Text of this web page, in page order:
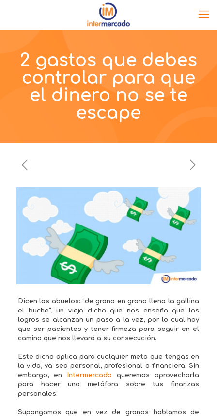
2 gastos que debes
controlar para que
el dinero no se te
escape
Dicen los abuelos: “de grano en grano llena la gallina
el buche”, un viejo dicho que nos enseña que los
logros se alcanzan un paso a la vez, por lo cual hay
que ser pacientes y tener firmeza para seguir en el
camino que nos llevará a su consecución.
Este dicho aplica para cualquier meta que tengas en
la vida, ya sea personal, profesional o financiera. Sin
embargo, en
Intermercado queremos aprovecharla
para hacer una metáfora sobre tus finanzas
personales:
Supongamos que en vez de granos hablamos de